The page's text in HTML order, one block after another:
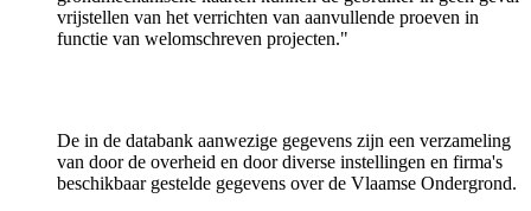
vrijstellen van het verrichten van aanvullende proeven in
functie van welomschreven projecten."
De in de databank aanwezige gegevens zijn een verzameling
van door de overheid en door diverse instellingen en firma's
beschikbaar gestelde gegevens over de Vlaamse Ondergrond.